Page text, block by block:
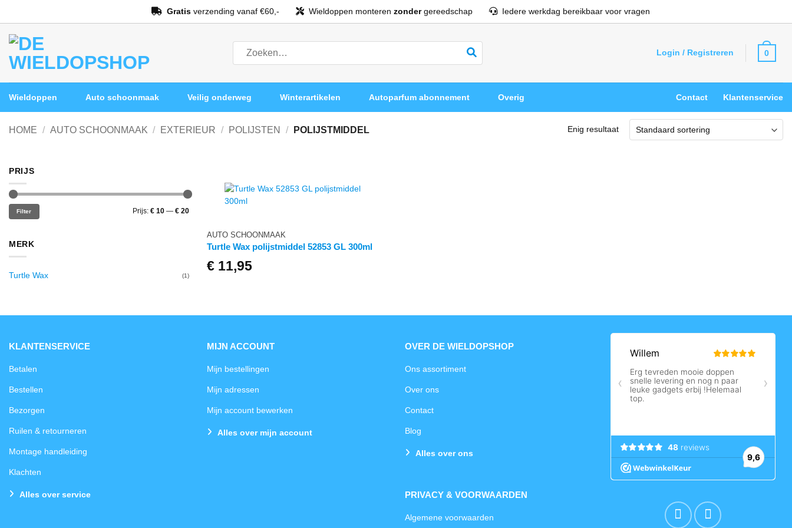
Gratis verzending vanaf €60,- Wieldoppen monteren zondergereedschap Iedere werkdag bereikbaar voor vragen
naar:
Login / Registreren 0
Wieldoppen Auto schoonmaak Veilig onderweg Winterartikelen Autoparfum abonnement Overig Contact Klantenservice
HOME / AUTO SCHOONMAAK / EXTERIEUR / POLIJSTEN / POLIJSTMIDDEL Enig resultaat
PRIJS
Min.
prijs
Max.
prijs
Filter Prijs: € 10 — € 20
MERK
Turtle Wax (1)
AUTO SCHOONMAAK
Turtle Wax polijstmiddel 52853 GL 300ml
€11,95
KLANTENSERVICE
Betalen
Bestellen
Bezorgen
Ruilen & retourneren
Montage handleiding
Klachten
Alles over service
MIJN ACCOUNT
Mijn bestellingen
Mijn adressen
Mijn account bewerken
Alles over mijn account
OVER DE WIELDOPSHOP
Ons assortiment
Over ons
Contact
Blog
Alles over ons
PRIVACY & VOORWAARDEN
Algemene voorwaarden